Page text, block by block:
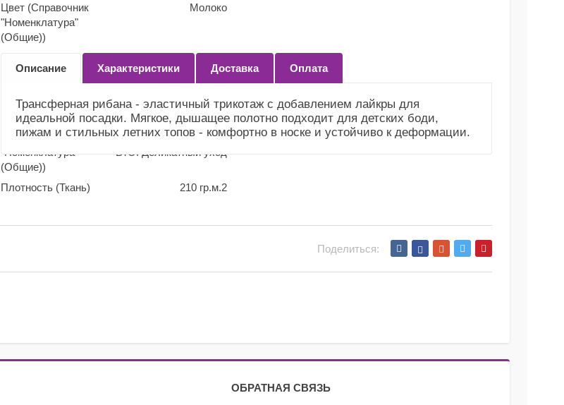
Цвет (Справочник
"Номенклатура"
(Общие))
Молоко
(Справочник
(Общие))
Усадка и уход
(Справочник
"Номенклатура"
(Общие))
Немного садится.
Рекомендуем сделать
ВТО. Деликатный уход
Плотность (Ткань) 210 гр.м.2
Описание Характеристики Доставка Оплата
Трансферная рибана - эластичный трикотаж с добавлением лайкры для
идеальной посадки. Мягкое, дышащее полотно подходит для детских боди,
пижам и стильных летних топов - комфортно в носке и устойчиво к деформации.
Поделиться:
ОБРАТНАЯ СВЯЗЬ